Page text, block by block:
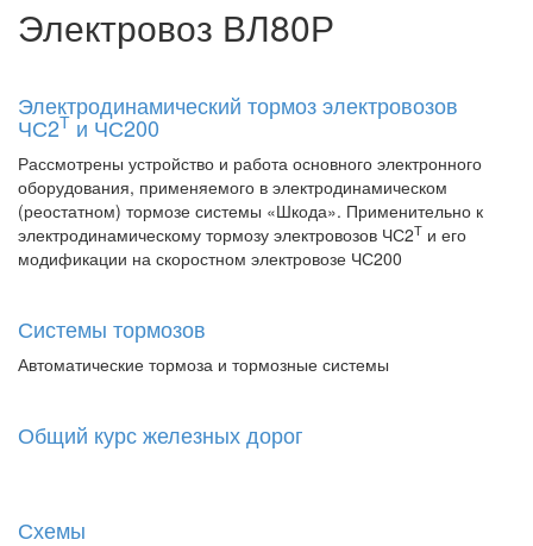
Электровоз ВЛ80Р
Электродинамический тормоз электровозов
ЧС2Т и ЧС200
Рассмотрены устройство и работа основного электронного
оборудования, применяемого в электродинамическом
(реостатном) тормозе системы «Шкода». Применительно к
электродинамическому тормозу электровозов ЧС2Т и его
модификации на скоростном электровозе ЧС200
Системы тормозов
Автоматические тормоза и тормозные системы
Общий курс железных дорог
Схемы